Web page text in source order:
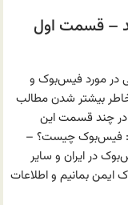
– قسمت اول
در مورد فیس‌بوک و
بیشتر شدن مطالب
در چند قسمت این
: فیس‌بوک چیست؟ –
در ایران و سایر
بمانیم و اطلاعات